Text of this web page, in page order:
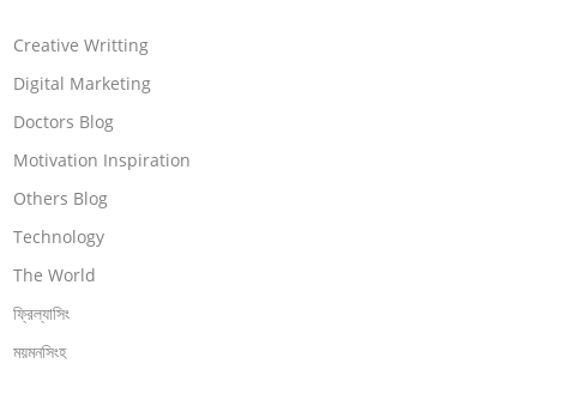
Creative Writting
Digital Marketing
Doctors Blog
Motivation Inspiration
Others Blog
Technology
The World
ফ্রিল্যাসিং
ময়মনসিংহ